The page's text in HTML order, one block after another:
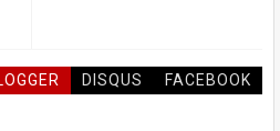
DISQUS FACEBOOK